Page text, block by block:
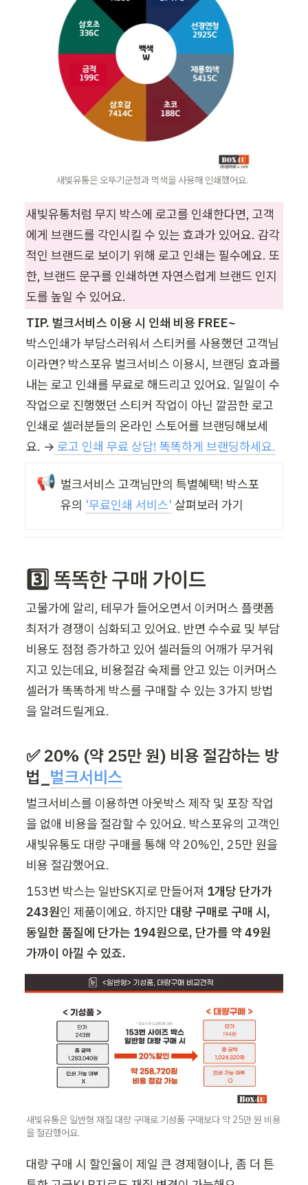
새빛유통은 오뚜기군청과 먹색을 사용해 인쇄했어요.
새빛유통처럼 무지 박스에 로고를 인쇄한다면, 고객
에게 브랜드를 각인시킬 수 있는 효과가 있어요. 감각
적인 브랜드로 보이기 위해 로고 인쇄는 필수에요. 또
한, 브랜드 문구를 인쇄하면 자연스럽게 브랜드 인지
도를 높일 수 있어요.
TIP. 벌크서비스 이용 시 인쇄 비용 FREE~
박스인쇄가 부담스러워서 스티커를 사용했던 고객님
이라면? 박스포유 벌크서비스 이용시, 브랜딩 효과를
내는 로고 인쇄를 무료로 해드리고 있어요. 일일이 수
작업으로 진행했던 스티커 작업이 아닌 깔끔한 로고
인쇄로 셀러분들의 온라인 스토어를 브랜딩해보세
요. → 로고 인쇄 무료 상담! 똑똑하게 브랜딩하세요.
📢 벌크서비스 고객님만의 특별혜택! 박스포
유의 '무료인쇄 서비스' 살펴보러 가기
3️⃣ 똑똑한 구매 가이드
고물가에 알리, 테무가 들어오면서 이커머스 플랫폼
최저가 경쟁이 심화되고 있어요. 반면 수수료 및 부담
비용도 점점 증가하고 있어 셀러들의 어깨가 무거워
지고 있는데요, 비용절감 숙제를 안고 있는 이커머스
셀러가 똑똑하게 박스를 구매할 수 있는 3가지 방법
을 알려드릴게요.
✅ 20% (약 25만 원) 비용 절감하는 방
법_ 벌크서비스
벌크서비스를 이용하면 아웃박스 제작 및 포장 작업
을 없애 비용을 절감할 수 있어요. 박스포유의 고객인
새빛유통도 대량 구매를 통해 약 20%인, 25만 원을
비용 절감했어요.
153번 박스는 일반SK지로 만들어져 1개당 단가가
243원인 제품이에요. 하지만 대량 구매로 구매 시,
동일한 품질에 단가는 194원으로, 단가를 약 49원
가까이 아낄 수 있죠.
새빛유통은 일반형 재질 대량 구매로 기성품 구매보다 약 25만 원 비용
을 절감했어요.
대량 구매 시 할인율이 제일 큰 경제형이나, 좀 더 튼